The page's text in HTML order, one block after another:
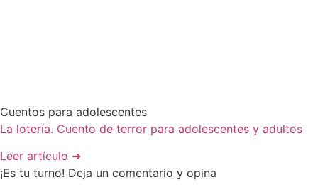
Cuentos para adolescentes
La lotería. Cuento de terror para adolescentes y adultos
Leer artículo ➜
¡Es tu turno! Deja un comentario y opina